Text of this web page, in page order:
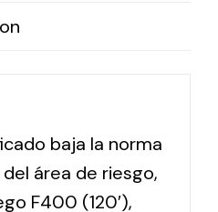
baja la norma
del área de riesgo,
F400 (120′),